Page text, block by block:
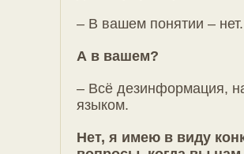
– В вашем понятии – нет.
А в вашем?
– Всё дезинформация,
языком.
Нет, я имею в виду